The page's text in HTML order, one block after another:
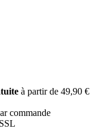
à partir de 49,90 €
commande